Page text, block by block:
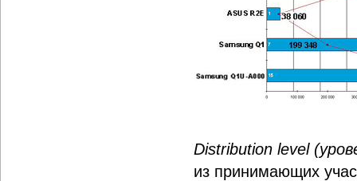
Distribution level
из принимающих